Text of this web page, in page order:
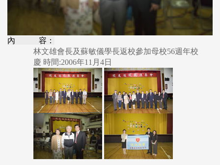
內 容：
林文雄會長及蘇敏儀學長返校參加母校56週年校
慶 時間:2006年11月4日